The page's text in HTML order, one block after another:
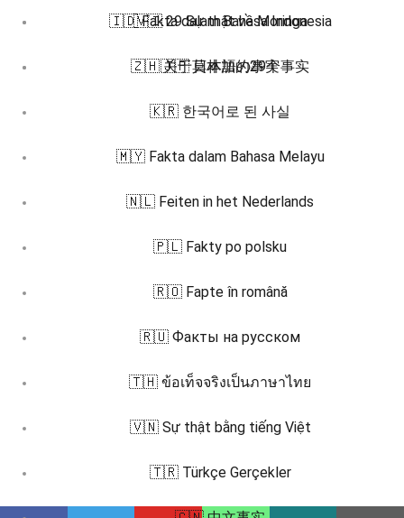
🇻🇮 29 Sự thật về Moringa
🇿🇭 关于莫林加的29个事实
🇮🇩 Fakta dalam Bahasa Indonesia
🇯🇵 日本語の事実
🇰🇷 한국어로 된 사실
🇲🇾 Fakta dalam Bahasa Melayu
🇳🇱 Feiten in het Nederlands
🇵🇱 Fakty po polsku
🇷🇴 Fapte în română
🇷🇺 Факты на русском
🇹🇭 ข้อเท็จจริงเป็นภาษาไทย
🇻🇳 Sự thật bằng tiếng Việt
🇹🇷 Türkçe Gerçekler